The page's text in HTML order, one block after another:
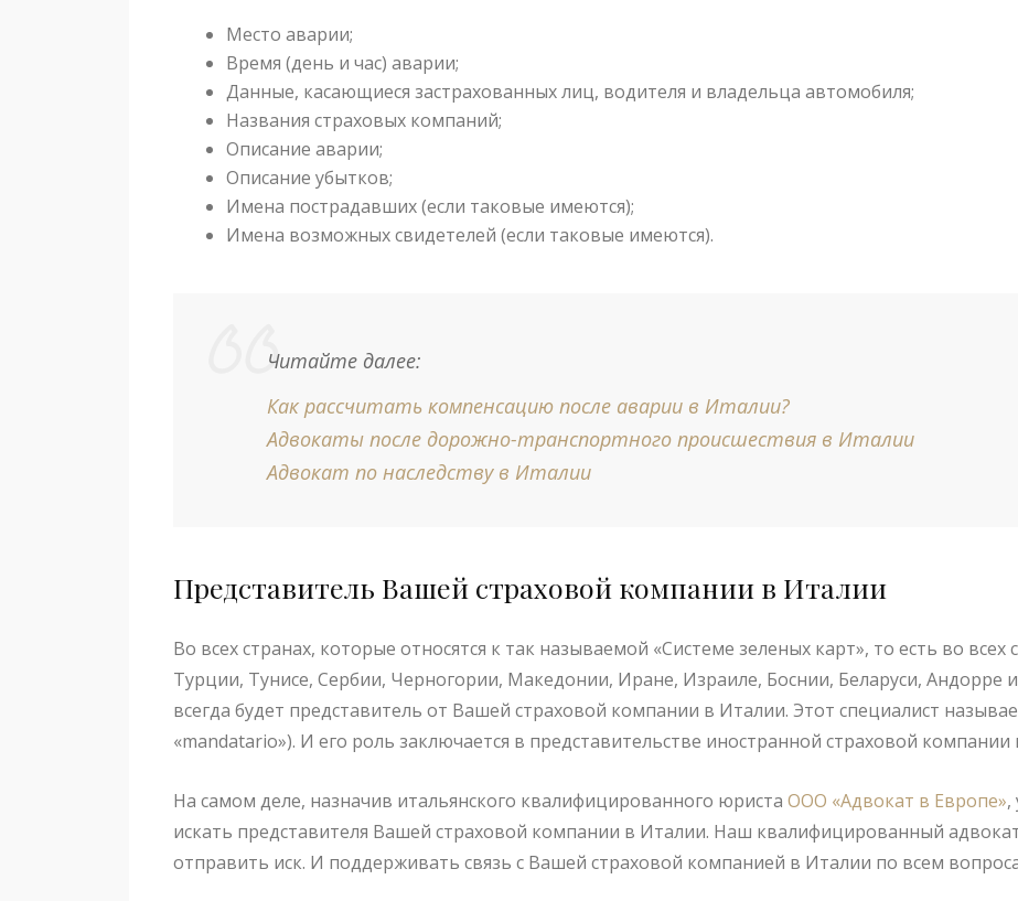
Место аварии;
Время (день и час) аварии;
Данные, касающиеся застрахованных лиц, водителя и владельца автомобиля;
Названия страховых компаний;
Описание аварии;
Описание убытков;
Имена пострадавших (если таковые имеются);
Имена возможных свидетелей (если таковые имеются).
Читайте далее:
Как рассчитать компенсацию после аварии в Италии?
Адвокаты после дорожно-транспортного происшествия в Италии
Адвокат по наследству в Италии
Представитель Вашей страховой компании в Италии
Во всех странах, которые относятся к так называемой «Системе зеленых карт», то есть во всех
Турции, Тунисе, Сербии, Черногории, Македонии, Иране, Израиле, Боснии, Беларуси, Андорре
всегда будет представитель от Вашей страховой компании в Италии. Этот специалист
«mandatario»). И его роль заключается в представительстве иностранной страховой компании
На самом деле, назначив итальянского квалифицированного юриста ООО «Адвокат в Европе»,
искать представителя Вашей страховой компании в Италии. Наш квалифицированный
отправить иск. И поддерживать связь с Вашей страховой компанией в Италии по всем